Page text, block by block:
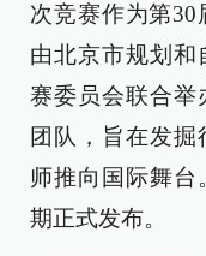
次竞赛作为第30
由北京市规划和
赛委员会联合举
团队，旨在发
师推向国际舞台
期正式发布。